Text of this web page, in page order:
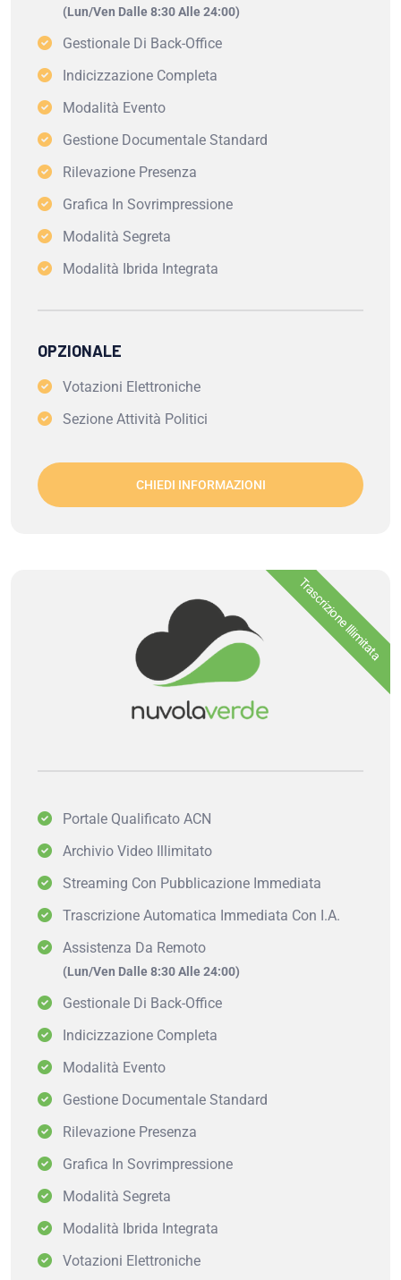
(Lun/Ven Dalle 8:30 Alle 24:00)
Gestionale Di Back-Office
Indicizzazione Completa
Modalità Evento
Gestione Documentale Standard
Rilevazione Presenza
Grafica In Sovrimpressione
Modalità Segreta
Modalità Ibrida Integrata
OPZIONALE
Votazioni Elettroniche
Sezione Attività Politici
CHIEDI INFORMAZIONI
Trascrizione Illimitata
Portale Qualificato ACN
Archivio Video Illimitato
Streaming Con Pubblicazione Immediata
Trascrizione Automatica Immediata Con I.A.
Assistenza Da Remoto
(Lun/Ven Dalle 8:30 Alle 24:00)
Gestionale Di Back-Office
Indicizzazione Completa
Modalità Evento
Gestione Documentale Standard
Rilevazione Presenza
Grafica In Sovrimpressione
Modalità Segreta
Modalità Ibrida Integrata
Votazioni Elettroniche